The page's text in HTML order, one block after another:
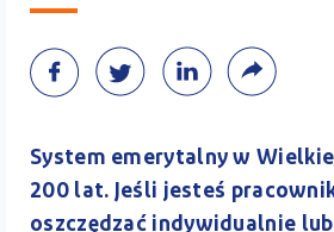
System emerytalny w
200 lat. Jeśli jesteś
oszczędzać indywidualnie